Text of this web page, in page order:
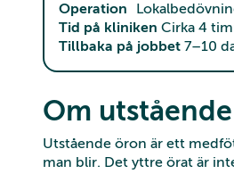
Operation
Tid på kliniken Cirka 4
Tillbaka på jobbet 7–10
Om
Utstående öron är ett
man blir. Det yttre örat är